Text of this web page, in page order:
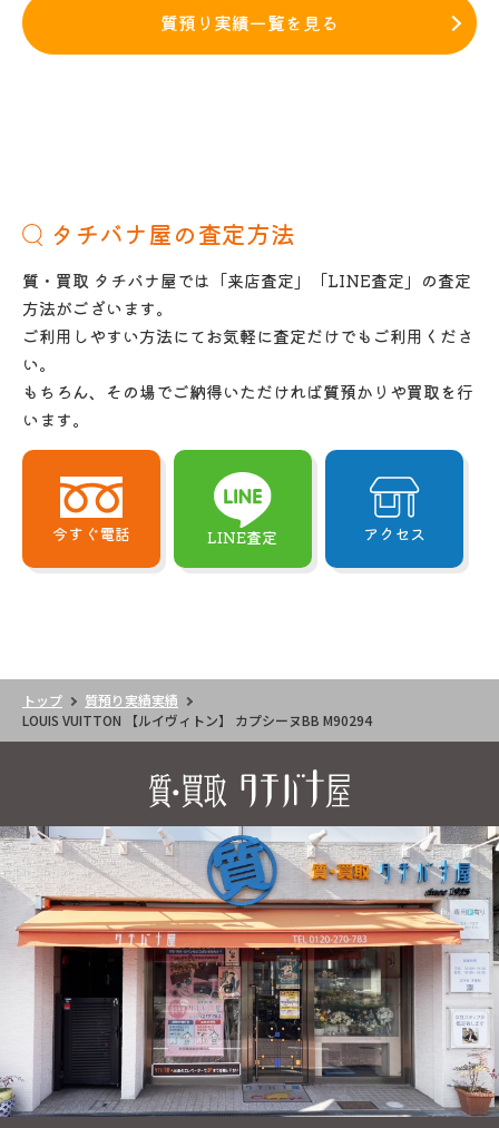
質預り実績一覧を見る
タチバナ屋の査定方法
質・買取 タチバナ屋では「来店査定」「LINE査定」の査定
方法がございます。
ご利用しやすい方法にてお気軽に査定だけでもご利用くださ
い。
もちろん、その場でご納得いただければ質預かりや買取を行
います。
今すぐ電話 LINE査定 アクセス
トップ
質預り実績実績
LOUIS VUITTON 【ルイヴィトン】 カプシーヌBB M90294